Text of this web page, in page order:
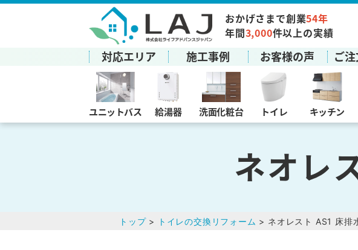
おかげさまで創業54年
年間3,000件以上の実績
対応エリア 施工事例 お客様の声 ご
ユニットバス 給湯器 洗面化粧台 トイレ キッチン
ネオレ
トップ> トイレの交換リフォーム > ネオレスト AS1 床排